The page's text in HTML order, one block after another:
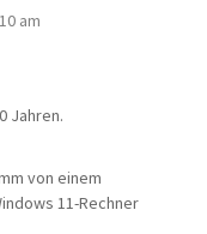
am
Jahren.
von einem
11-Rechner